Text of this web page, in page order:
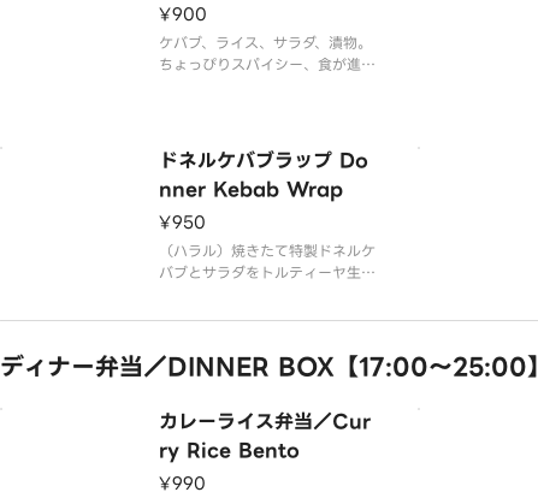
¥900
ケバブ、ライス、サラダ、漬物。
ちょっぴりスパイシー、食が進む
ドネルケバブラップ Do
nner Kebab Wrap
¥950
（ハラル）焼きたて特製ドネルケ
バブとサラダをトルティーヤ生地
ディナー弁当／DINNER BOX【17:00～25:00】
カレーライス弁当／Cur
ry Rice Bento
¥990